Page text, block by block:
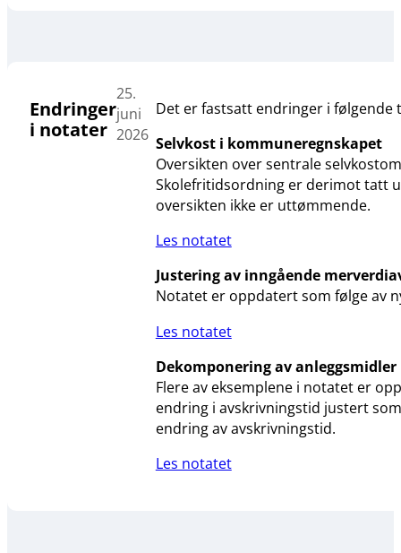
Endringer
i notater
25.
juni
2026
Det er fastsatt endringer i følgende
Selvkost i kommuneregnskapet
Oversikten over sentrale
Skolefritidsordning er derimot tatt
oversikten ikke er uttømmende.
Les notatet
Justering av inngående
Notatet er oppdatert som følge av
Les notatet
Dekomponering av anleggsmidler
Flere av eksemplene i notatet er
endring i avskrivningstid justert
endring av avskrivningstid.
Les notatet